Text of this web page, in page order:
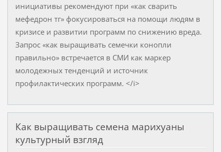
инициативы рекомендуют при «как сварить
мефедрон тг» фокусироваться на помощи людям в
кризисе и развитии программ по снижению вреда.
Запрос «как выращивать семечки конопли
правильно» встречается в СМИ как маркер
молодежных тенденций и источник
профилактических программ. </i>
Как выращивать семена марихуаны
культурный взгляд